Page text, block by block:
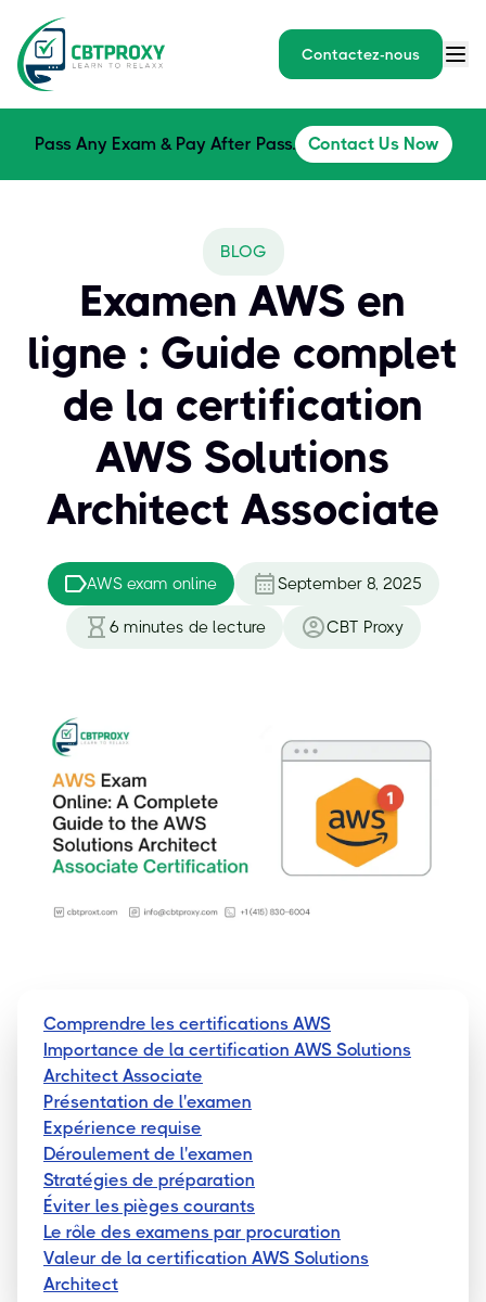
Contactez-nous
Pass Any Exam & Pay After Pass. Contact Us Now
BLOG
Examen AWS en
ligne : Guide complet
de la certification
AWS Solutions
Architect Associate
AWS exam online September 8, 2025
6 minutes de lecture CBT Proxy
Comprendre les certifications AWS
Importance de la certification AWS Solutions
Architect Associate
Présentation de l'examen
Expérience requise
Déroulement de l'examen
Stratégies de préparation
Éviter les pièges courants
Le rôle des examens par procuration
Valeur de la certification AWS Solutions
Architect